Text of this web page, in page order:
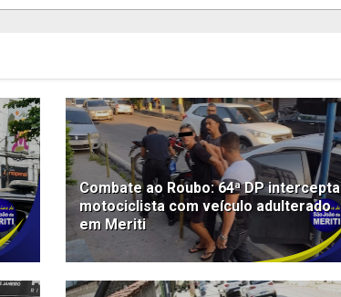
Combate ao Roubo: 64ª DP intercepta
motociclista com veículo adulterado
em Meriti